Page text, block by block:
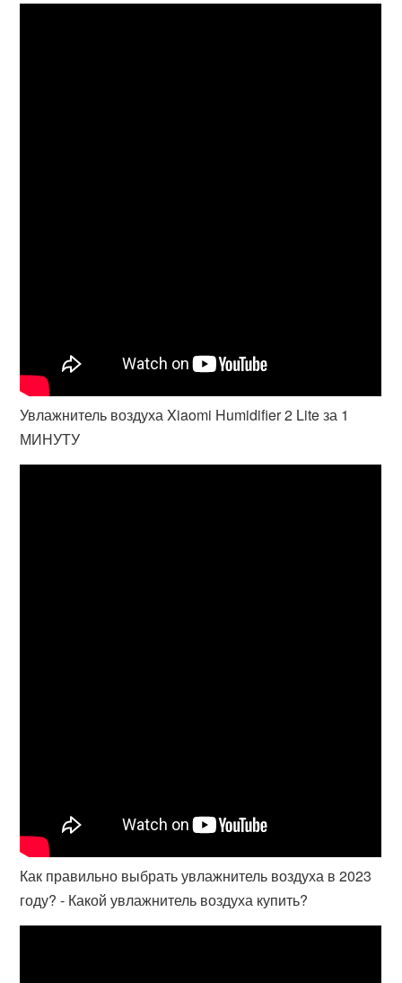
Увлажнитель воздуха Xiaomi Humidifier 2 Lite за 1
МИНУТУ
Как правильно выбрать увлажнитель воздуха в 2023
году? - Какой увлажнитель воздуха купить?